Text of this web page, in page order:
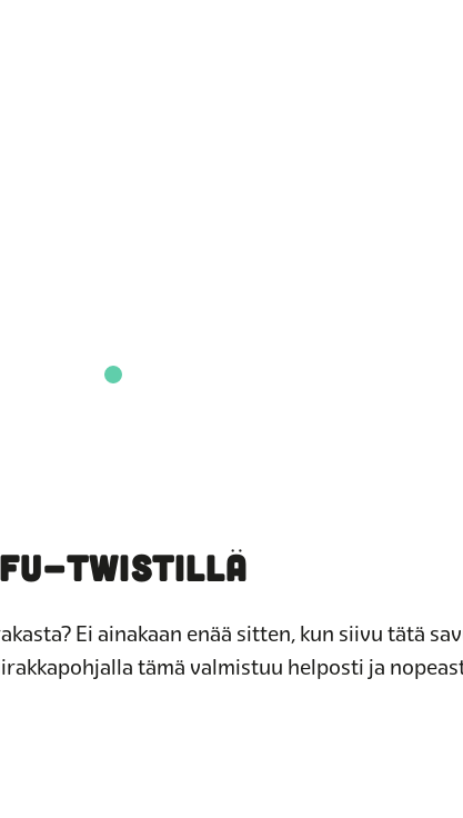
TWISTILLÄ
Ei ainakaan enää sitten, kun siivu tätä
tämä valmistuu helposti ja